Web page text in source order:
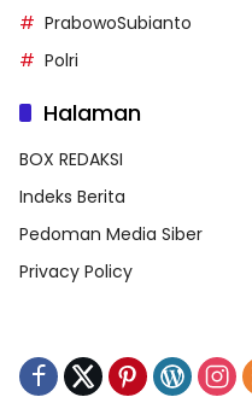
PrabowoSubianto
Polri
Halaman
BOX REDAKSI
Indeks Berita
Pedoman Media Siber
Privacy Policy